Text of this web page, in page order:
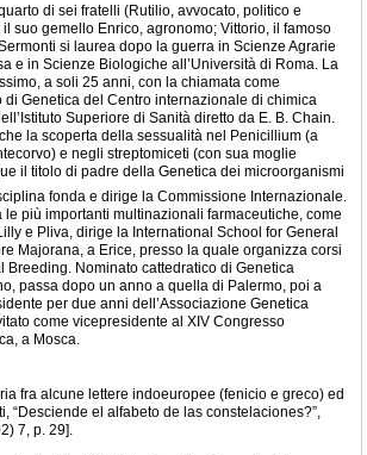
di sei fratelli (Rutilio, avvocato, politico e
suo gemello Enrico, agronomo; Vittorio, il famoso
si laurea dopo la guerra in Scienze Agrarie
e in Scienze Biologiche all’Università di Roma. La
a soli 25 anni, con la chiamata come
Genetica del Centro internazionale di chimica
Superiore di Sanità diretto da E. B. Chain.
la scoperta della sessualità nel Penicillium (a
e negli streptomiceti (con sua moglie
il titolo di padre della Genetica dei microorganismi
fonda e dirige la Commissione Internazionale.
più importanti multinazionali farmaceutiche, come
e Pliva, dirige la International School for General
Majorana, a Erice, presso la quale organizza corsi
Nominato cattedratico di Genetica
passa dopo un anno a quella di Palermo, poi a
per due anni dell’Associazione Genetica
come vicepresidente al XIV Congresso
a Mosca.
fra alcune lettere indoeuropee (fenicio e greco) ed
“Desciende el alfabeto de las constelaciones?”,
7, p. 29].